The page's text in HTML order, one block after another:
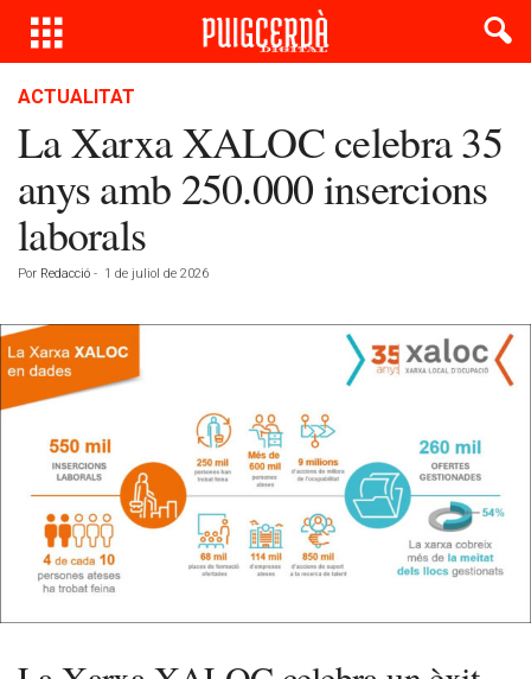
ACTUALITAT
La Xarxa XALOC celebra 35
anys amb 250.000 insercions
laborals
Por Redacció - 1 de juliol de 2026